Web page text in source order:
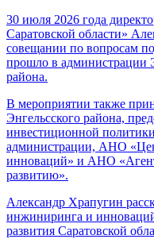
30 июля 2026 года
Саратовской области»
совещании по вопросам
прошло в администрации
района.
В мероприятии также
Энгельсского района,
инвестиционной
администрации, АНО
инноваций» и АНО
развитию».
Александр Храпугин
инжиниринга и
развития Саратовской